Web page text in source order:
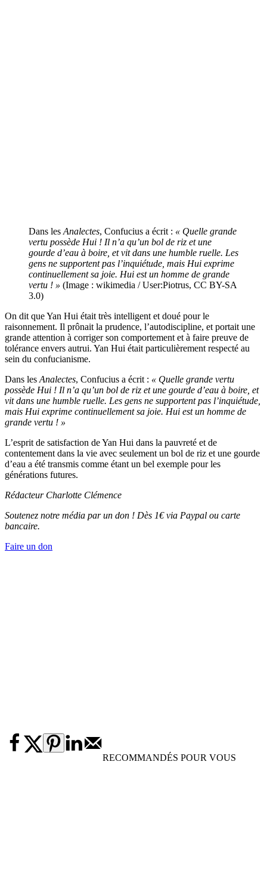
Dans les Analectes, Confucius a écrit : « Quelle grande
vertu possède Hui ! Il n’a qu’un bol de riz et une
gourde d’eau à boire, et vit dans une humble ruelle. Les
gens ne supportent pas l’inquiétude, mais Hui exprime
continuellement sa joie. Hui est un homme de grande
vertu ! » (Image : wikimedia / User:Piotrus, CC BY-SA
3.0)
On dit que Yan Hui était très intelligent et doué pour le
raisonnement. Il prônait la prudence, l’autodiscipline, et portait une
grande attention à corriger son comportement et à faire preuve de
tolérance envers autrui. Yan Hui était particulièrement respecté au
sein du confucianisme.
Dans les Analectes, Confucius a écrit : « Quelle grande vertu
possède Hui ! Il n’a qu’un bol de riz et une gourde d’eau à boire, et
vit dans une humble ruelle. Les gens ne supportent pas l’inquiétude,
mais Hui exprime continuellement sa joie. Hui est un homme de
grande vertu ! »
L’esprit de satisfaction de Yan Hui dans la pauvreté et de
contentement dans la vie avec seulement un bol de riz et une gourde
d’eau a été transmis comme étant un bel exemple pour les
générations futures.
Rédacteur Charlotte Clémence
Soutenez notre média par un don ! Dès 1€ via Paypal ou carte
bancaire.
Faire un don
RECOMMANDÉS POUR VOUS